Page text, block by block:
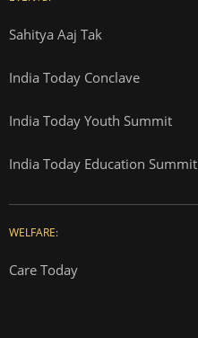
Sahitya Aaj Tak
India Today Conclave
India Today Youth Summit
India Today Education Summit
WELFARE:
Care Today